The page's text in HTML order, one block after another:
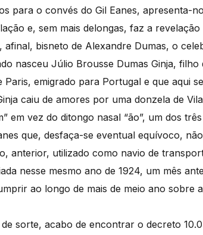
para o convés do Gil Eanes, apresenta-
e, sem mais delongas, faz a
afinal, bisneto de Alexandre Dumas, o
nasceu Júlio Brousse Dumas Ginja,
Paris, emigrado para Portugal e que aqui
caiu de amores por uma donzela de
em vez do ditongo nasal “ão”, um dos
que, desfaça-se eventual equívoco,
anterior, utilizado como navio de
nesse mesmo ano de 1924, um mês
ao longo de mais de meio ano sobre
sorte, acabo de encontrar o decreto